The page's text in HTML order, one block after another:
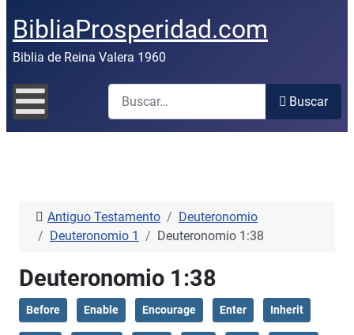
BibliaProsperidad.com
Biblia de Reina Valera 1960
Buscar
Buscar
Antiguo Testamento
Deuteronomio
Deuteronomio 1
Deuteronomio 1:38
Deuteronomio 1:38
Before Enable Encourage Enter Inherit